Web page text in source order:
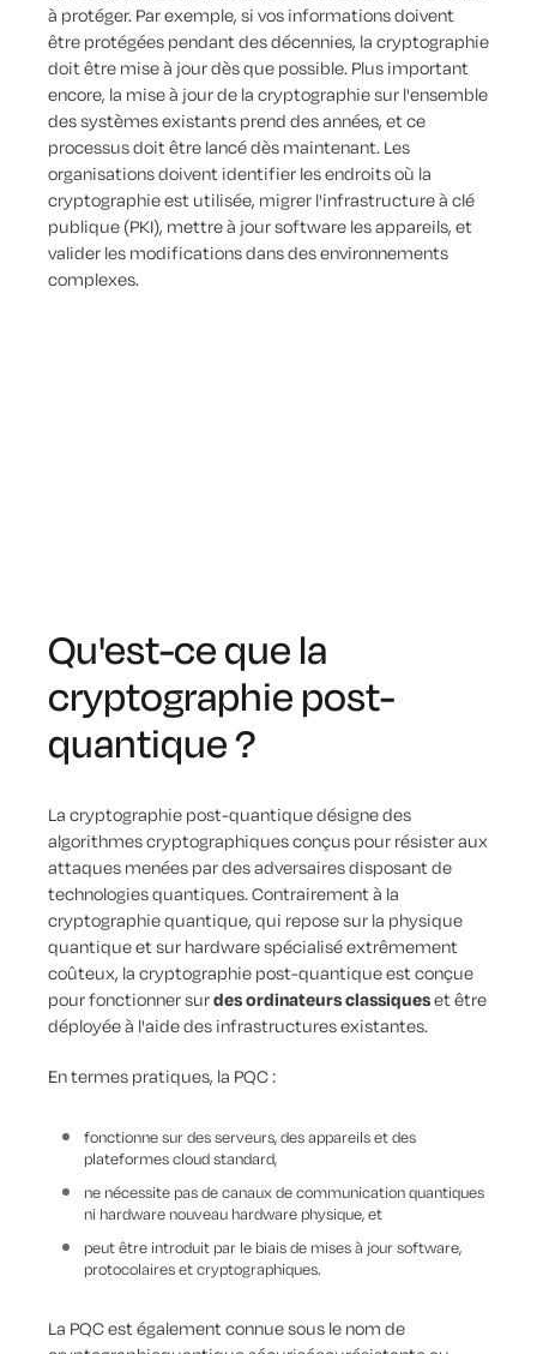
à protéger. Par exemple, si vos informations doivent
être protégées pendant des décennies, la cryptographie
doit être mise à jour dès que possible. Plus important
encore, la mise à jour de la cryptographie sur l'ensemble
des systèmes existants prend des années, et ce
processus doit être lancé dès maintenant. Les
organisations doivent identifier les endroits où la
cryptographie est utilisée, migrer l'infrastructure à clé
publique (PKI), mettre à jour software les appareils, et
valider les modifications dans des environnements
complexes.
Qu'est-ce que la
cryptographie post-
quantique ?
La cryptographie post-quantique désigne des
algorithmes cryptographiques conçus pour résister aux
attaques menées par des adversaires disposant de
technologies quantiques. Contrairement à la
cryptographie quantique, qui repose sur la physique
quantique et sur hardware spécialisé extrêmement
coûteux, la cryptographie post-quantique est conçue
pour fonctionner surdes ordinateurs classiqueset être
déployée à l'aide des infrastructures existantes.
En termes pratiques, la PQC :
fonctionne sur des serveurs, des appareils et des
plateformes cloud standard,
ne nécessite pas de canaux de communication quantiques
ni hardware nouveau hardware physique, et
peut être introduit par le biais de mises à jour software,
protocolaires et cryptographiques.
La PQC est également connue sous le nom de